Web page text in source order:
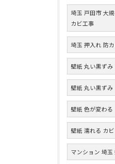
埼玉 戸田市 大
カビ工事
埼玉 押入れ 防
壁紙 丸い黒ず
壁紙 丸い黒ずみ
壁紙 色が変わる
壁紙 濡れる カビ
マンション 埼玉